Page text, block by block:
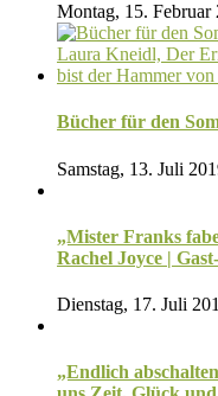
Montag, 15. Februar
Bücher für den
Samstag, 13. Juli
„Mister Franks
Rachel Joyce |
Dienstag, 17. Juli
„Endlich